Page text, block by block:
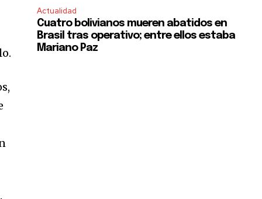
Actualidad
Cuatro bolivianos mueren abatidos en
Brasil tras operativo; entre ellos estaba
Mariano Paz